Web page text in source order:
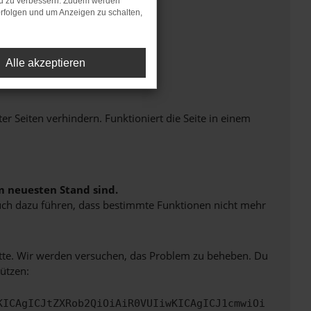
Seiten verhindern. Funktioniert die Seite in einem
neuesten Stand sind.
dazu führen, dass bestimmte Funktionen nicht mehr
Wir werden versuchen, das Problem zu beheben. Du
und um Anzeigen zu schalten,
Alle akzeptieren